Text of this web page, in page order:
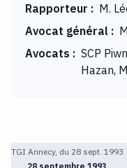
Rapporteur : M.
Avocat général :
Avocats : SCP
Hazan,
TGI Annecy, du 28 sept. 1993